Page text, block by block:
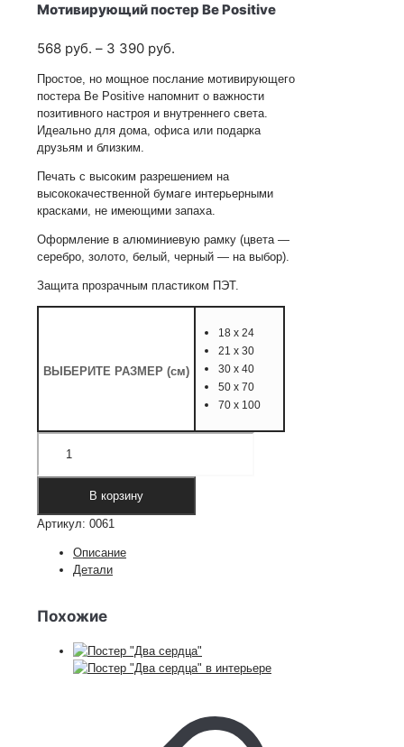
Мотивирующий постер Be Positive
568 руб. – 3 390 руб.
568
руб.
–
3 390
Простое, но мощное послание мотивирующего
постера Be Positive напомнит о важности
позитивного настроя и внутреннего света.
Идеально для дома, офиса или подарка
друзьям и близким.
Печать с высоким разрешением на
высококачественной бумаге интерьерными
красками, не имеющими запаха.
Оформление в алюминиевую рамку (цвета —
серебро, золото, белый, черный — на выбор).
Защита прозрачным пластиком ПЭТ.
ВЫБЕРИТЕ РАЗМЕР (см)
18 х 24
21 х 30
30 х 40
50 х 70
70 х 100
товара
Мотивирующий
Positive
В корзину
Артикул: 0061
Описание
Детали
Похожие